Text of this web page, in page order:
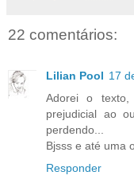
22 comentários:
Lilian Pool 17
Adorei o
prejudicial ao
perdendo...
Bjsss e até uma
Responder